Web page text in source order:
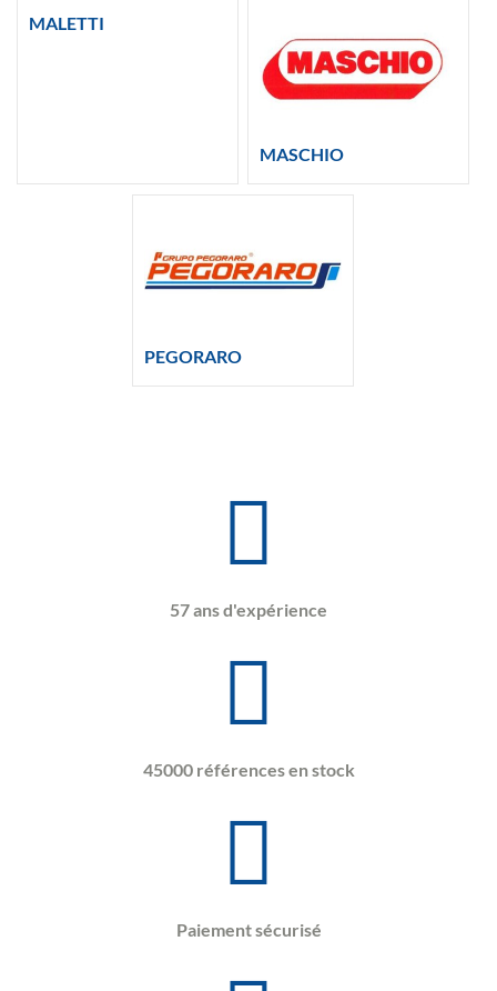
MALETTI
MASCHIO
PEGORARO
57 ans d'expérience
45000 références en stock
Paiement sécurisé